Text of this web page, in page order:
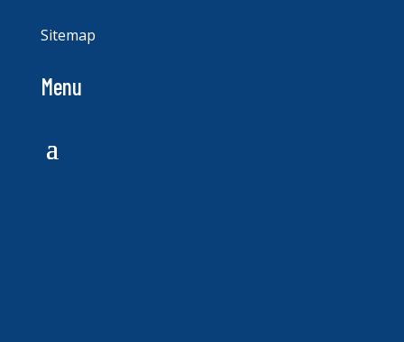
Sitemap
Menu